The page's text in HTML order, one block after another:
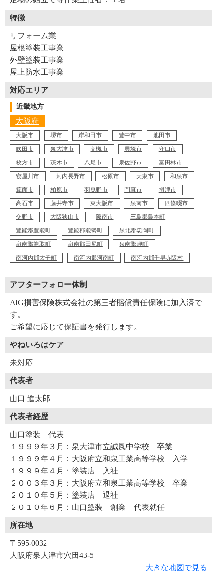
工事店番号
特徴
リフォーム業
屋根塗装工事業
外壁塗装工事業
屋上防水工事業
対応エリア
近畿地方
大阪府
大阪市 堺市 岸和田市 豊中市
池田市
吹田市
泉大津市 高槻市 貝塚市
守口市
枚方市
茨木市 八尾市 泉佐野市
富田林市
寝屋川市
河内長野市 松原市 大東市
和泉市
箕面市
柏原市 羽曳野市 門真市
摂津市
高石市
藤井寺市 東大阪市 泉南市
四條畷市
交野市
大阪狭山市 阪南市
三島郡島本町
豊能郡豊能町
豊能郡能勢町
泉北郡忠岡町
泉南郡熊取町
泉南郡田尻町
泉南郡岬町
南河内郡太子町
南河内郡河南町 南河内郡千早赤阪村
アフターフォロー体制
AIG損害保険株式会社の第三者賠償責任保険に加入済で
す。
ご希望に応じて保証書を発行します。
やねいろはケア
未対応
代表者
山口 進太郎
代表者経歴
山口塗装 代表
１９９９年３月：泉大津市立誠風中学校 卒業
１９９９年４月：大阪府立和泉工業高等学校 入学
１９９９年４月：塗装店 入社
２００３年３月：大阪府立和泉工業高等学校 卒業
２０１０年５月：塗装店 退社
２０１０年６月：山口塗装 創業 代表就任
所在地
〒595-0032
大阪府泉大津市穴田43-5
大きな地図で見る